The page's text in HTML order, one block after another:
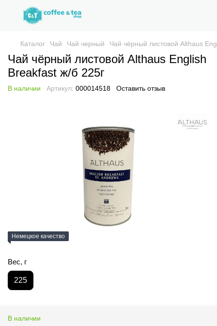
Каталог Чай Чай черный Чай чёрный листовой Althaus
Чай чёрный листовой Althaus English
Breakfast ж/б 225г
В наличии Артикул: 000014518 Оставить отзыв
Немецкое качество
Вес, г
225
В наличии